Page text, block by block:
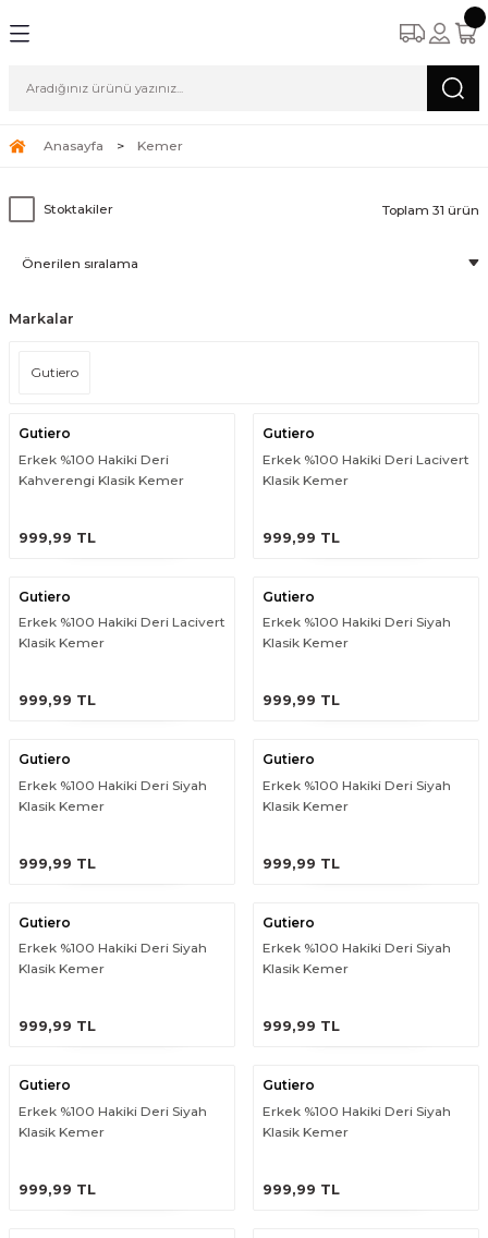
Anasayfa Kemer
Stoktakiler Toplam 31 ürün
Markalar
Gutiero
Gutiero
Erkek %100 Hakiki Deri
Kahverengi Klasik Kemer
999,99 TL
Gutiero
Erkek %100 Hakiki Deri Lacivert
Klasik Kemer
999,99 TL
Gutiero
Erkek %100 Hakiki Deri Lacivert
Klasik Kemer
999,99 TL
Gutiero
Erkek %100 Hakiki Deri Siyah
Klasik Kemer
999,99 TL
Gutiero
Erkek %100 Hakiki Deri Siyah
Klasik Kemer
999,99 TL
Gutiero
Erkek %100 Hakiki Deri Siyah
Klasik Kemer
999,99 TL
Gutiero
Erkek %100 Hakiki Deri Siyah
Klasik Kemer
999,99 TL
Gutiero
Erkek %100 Hakiki Deri Siyah
Klasik Kemer
999,99 TL
Gutiero
Erkek %100 Hakiki Deri Siyah
Klasik Kemer
999,99 TL
Gutiero
Erkek %100 Hakiki Deri Siyah
Klasik Kemer
999,99 TL